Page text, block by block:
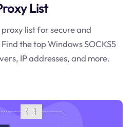
List
list for secure and
the top Windows SOCKS5
IP addresses, and more.